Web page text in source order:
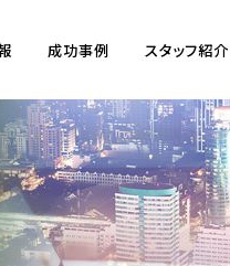
成功事例 スタッフ紹介